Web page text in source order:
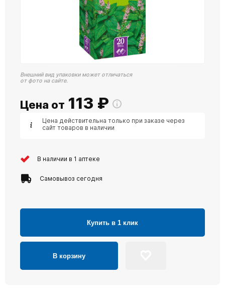
Внешний вид упаковки может отличаться
от фото на сайте.
Цена от 113 ₽
Цена действительна только при заказе через
сайт товаров в наличии
В наличии в 1 аптеке
Самовывоз сегодня
Купить в 1 клик
В корзину